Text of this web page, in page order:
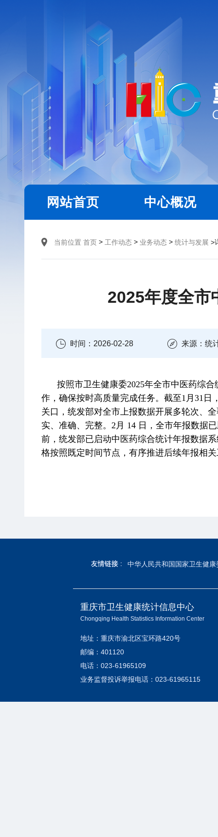
网站首页 中心概况
当前位置 首页 > 工作动态 > 业务动态 > 统计与发展 >
2025年度全市
时间：2026-02-28 来源：统
按照市卫生健康委2025年全市中医药综
作，确保按时高质量完成任务。截至1月31
关口，统发部对全市上报数据开展多轮次、
实、准确、完整。2月 14 日，全市年报数据
前，统发部已启动中医药综合统计年报数据
格按照既定时间节点，有序推进后续年报相
友情链接 :
友情链接 : 中华人民共和国国家卫生健康
重庆市卫生健康统计信息中心
Chongqing Health Statistics Information Center
地址：重庆市渝北区宝环路420号
邮编：401120
电话：023-61965109
业务监督投诉举报电话：023-61965115